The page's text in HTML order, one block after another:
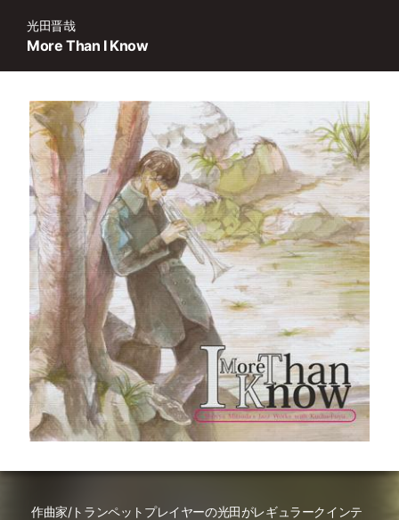
More Than I Know
光田晋哉
作曲家/トランペットプレイヤーの光田がレギュラークインテ